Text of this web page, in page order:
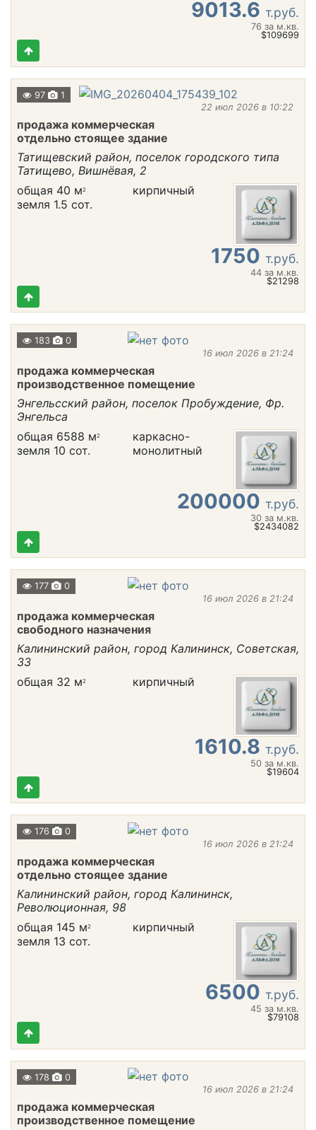
9013.6 т.руб.
76 за м.кв.
$109699
97
1
22 июл 2026 в 10:22
продажа коммерческая
отдельно стоящее здание
Татищевский район, поселок городского типа
Татищево, Вишнёвая, 2
общая 40 м2
земля 1.5 сот.
кирпичный
1750 т.руб.
44 за м.кв.
$21298
183
0
16 июл 2026 в 21:24
продажа коммерческая
производственное помещение
Энгельсский район, поселок Пробуждение, Фр.
Энгельса
общая 6588 м2
земля 10 сот.
каркасно-
монолитный
200000 т.руб.
30 за м.кв.
$2434082
177
0
16 июл 2026 в 21:24
продажа коммерческая
свободного назначения
Калининский район, город Калининск, Советская,
33
общая 32 м2 кирпичный
1610.8 т.руб.
50 за м.кв.
$19604
176
0
16 июл 2026 в 21:24
продажа коммерческая
отдельно стоящее здание
Калининский район, город Калининск,
Революционная, 98
общая 145 м2
земля 13 сот.
кирпичный
6500 т.руб.
45 за м.кв.
$79108
178
0
16 июл 2026 в 21:24
продажа коммерческая
производственное помещение